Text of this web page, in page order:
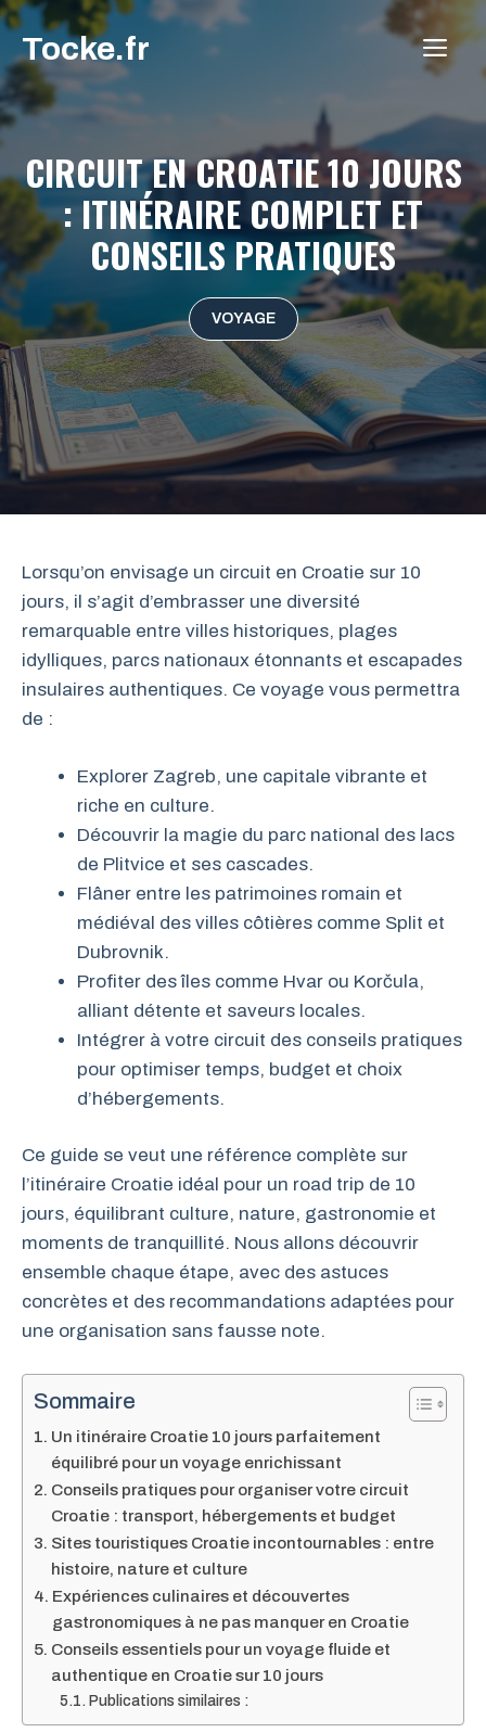
Aller
contenu
Tocke.fr
CIRCUIT EN CROATIE 10 JOURS
: ITINÉRAIRE COMPLET ET
CONSEILS PRATIQUES
VOYAGE
Lorsqu’on envisage un circuit en Croatie sur 10
jours, il s’agit d’embrasser une diversité
remarquable entre villes historiques, plages
idylliques, parcs nationaux étonnants et escapades
insulaires authentiques. Ce voyage vous permettra
de :
Explorer Zagreb, une capitale vibrante et
riche en culture.
Découvrir la magie du parc national des lacs
de Plitvice et ses cascades.
Flâner entre les patrimoines romain et
médiéval des villes côtières comme Split et
Dubrovnik.
Profiter des îles comme Hvar ou Korčula,
alliant détente et saveurs locales.
Intégrer à votre circuit des conseils pratiques
pour optimiser temps, budget et choix
d’hébergements.
Ce guide se veut une référence complète sur
l’itinéraire Croatie idéal pour un road trip de 10
jours, équilibrant culture, nature, gastronomie et
moments de tranquillité. Nous allons découvrir
ensemble chaque étape, avec des astuces
concrètes et des recommandations adaptées pour
une organisation sans fausse note.
Sommaire
Un itinéraire Croatie 10 jours parfaitement
équilibré pour un voyage enrichissant
Conseils pratiques pour organiser votre circuit
Croatie : transport, hébergements et budget
Sites touristiques Croatie incontournables : entre
histoire, nature et culture
Expériences culinaires et découvertes
gastronomiques à ne pas manquer en Croatie
Conseils essentiels pour un voyage fluide et
authentique en Croatie sur 10 jours
Publications similaires :